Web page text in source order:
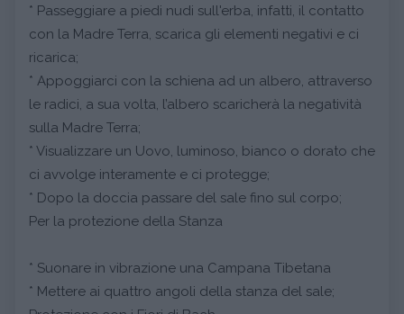
* Passeggiare a piedi nudi sull'erba, infatti, il contatto
con la Madre Terra, scarica gli elementi negativi e ci
ricarica;
* Appoggiarci con la schiena ad un albero, attraverso
le radici, a sua volta, l’albero scaricherà la negatività
sulla Madre Terra;
* Visualizzare un Uovo, luminoso, bianco o dorato che
ci avvolge interamente e ci protegge;
* Dopo la doccia passare del sale fino sul corpo;
Per la protezione della Stanza
* Suonare in vibrazione una Campana Tibetana
* Mettere ai quattro angoli della stanza del sale;